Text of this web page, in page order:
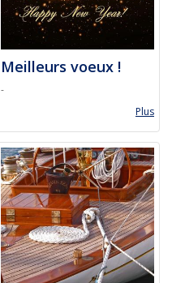
Meilleurs voeux !
-
Plus